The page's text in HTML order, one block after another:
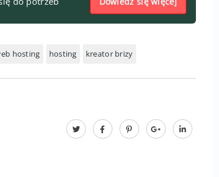
hosting hosting kreator brizy